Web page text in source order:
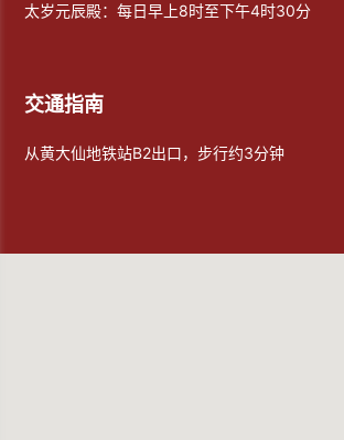
太岁元辰殿：每日早上8时至下午4时30分
交通指南
从黄大仙地铁站B2出口，步行约3分钟